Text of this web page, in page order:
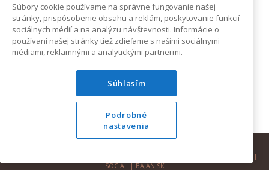
|
SOCIAL|BAJAN.SK
Súbory cookie používame na správne fungovanie našej
stránky, prispôsobenie obsahu a reklám, poskytovanie funkcií
sociálnych médií a na analýzu návštevnosti. Informácie o
používaní našej stránky tiež zdieľame s našimi sociálnymi
médiami, reklamnými a analytickými partnermi.
Súhlasím
Podrobné
nastavenia